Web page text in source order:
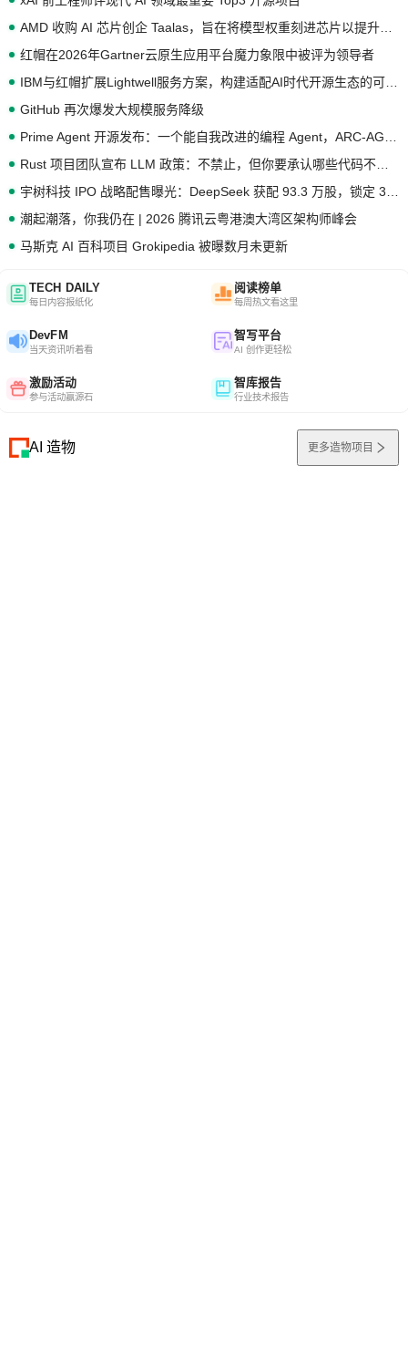
红帽在2026年Gartner云原生应用平台魔力象限中被评为领导者
GitHub 再次爆发大规模服务降级
潮起潮落，你我仍在 | 2026 腾讯云粤港澳大湾区架构师峰会
马斯克 AI 百科项目 Grokipedia 被曝数月未更新
TECH DAILY
每日内容报纸化
阅读榜单
每周热文看这里
DevFM
当天资讯听着看
智写平台
AI 创作更轻松
激励活动
参与活动赢源石
智库报告
行业技术报告
AI 造物 更多造物项目